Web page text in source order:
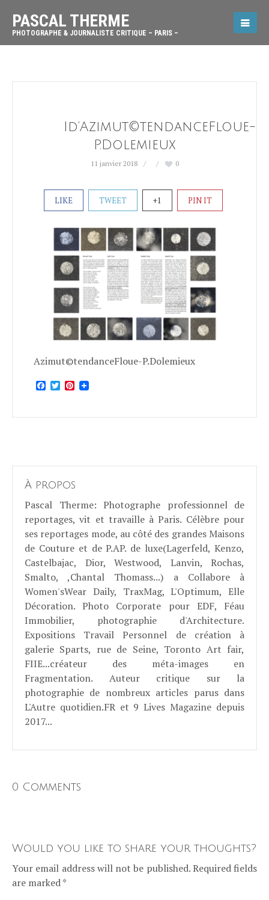
PASCAL THERME
PHOTOGRAPHE & JOURNALISTE CRITIQUE – PARIS –
Id’Azimut©tendanceFloue-
P.Dolemieux
11 janvier 2018 0
LIKE TWEET +1 PIN IT
Azimut©tendanceFloue-P.Dolemieux
Facebook
TwitterPinterest
À propos
Pascal Therme: Photographe professionnel de
reportages, vit et travaille à Paris. Célèbre pour
ses reportages mode, au côté des grandes Maisons
de Couture et de P.AP. de luxe(Lagerfeld, Kenzo,
Castelbajac, Dior, Westwood, Lanvin, Rochas,
Smalto, ,Chantal Thomass...) a Collabore à
Women'sWear Daily, TraxMag, L'Optimum, Elle
Décoration. Photo Corporate pour EDF, Féau
Immobilier, photographie d'Architecture.
Expositions Travail Personnel de création à
galerie Sparts, rue de Seine, Toronto Art fair,
FIIE...créateur des méta-images en
Fragmentation. Auteur critique sur la
photographie de nombreux articles parus dans
L'Autre quotidien.FR et 9 Lives Magazine depuis
2017...
0 Comments
Would you like to share your thoughts?
Your email address will not be published. Required fields
are marked *